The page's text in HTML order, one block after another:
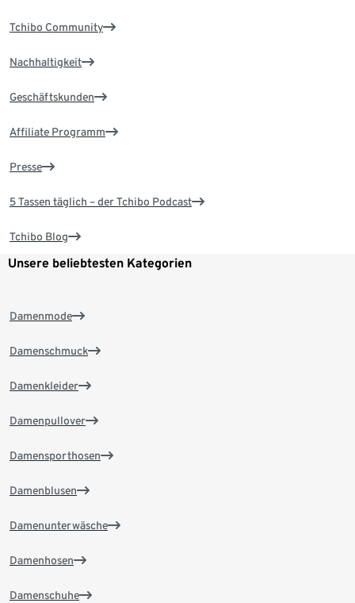
Tchibo Community
Nachhaltigkeit
Geschäftskunden
Affiliate Programm
Presse
5 Tassen täglich – der Tchibo Podcast
Tchibo Blog
Unsere beliebtesten Kategorien
Damenmode
Damenschmuck
Damenkleider
Damenpullover
Damensporthosen
Damenblusen
Damenunterwäsche
Damenhosen
Damenschuhe